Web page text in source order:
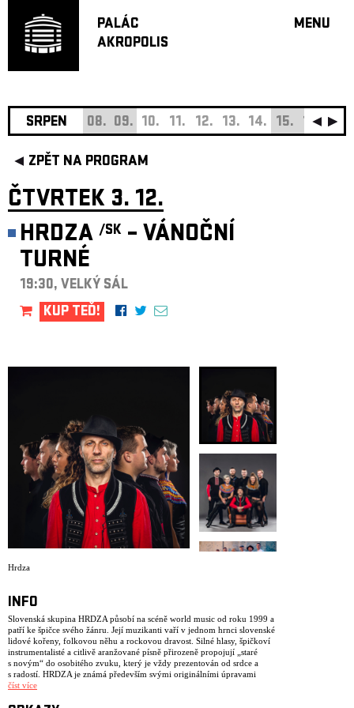
PALÁC
AKROPOLIS
MENU
JAZZ
SRPEN 08. 09. 10. 11. 12. 13. 14. 15. 16. 17.
ZPĚT NA PROGRAM
ČTVRTEK 3. 12.
HRDZA /SK – VÁNOČNÍ
TURNÉ
19:30, VELKÝ SÁL
KUP TEĎ!
Hrdza
INFO
Slovenská skupina HRDZA působí na scéně world music od roku 1999 a
patří ke špičce svého žánru. Její muzikanti vaří v jednom hrnci slovenské
lidové kořeny, folkovou něhu a rockovou dravost. Silné hlasy, špičkoví
instrumentalisté a citlivě aranžované písně přirozeně propojují „staré
s novým“ do osobitého zvuku, který je vždy prezentován od srdce a
s radostí. HRDZA je známá především svými originálními úpravami
lidových písní (např. Slovensko moje, otčina moja, Štefan, Mám ja
číst více